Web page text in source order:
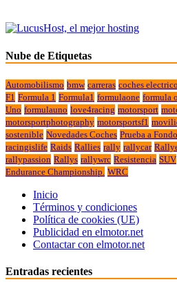
Nube de Etiquetas
Automobilismo bmw carreras coches
F1 Formula 1 Formula1 formulaone formula
Uno formulauno love4racing motorsport
motorsportphotography motorsportsf1
sostenible Novedades Coches Prueba a Fondo
racingislife Raids Rallies rally rallycar
rallypassion Rallys rallywrc Resistencia SUV
Endurance Championship. WRC
Inicio
Términos y condiciones
Política de cookies (UE)
Publicidad en elmotor.net
Contactar con elmotor.net
Entradas recientes